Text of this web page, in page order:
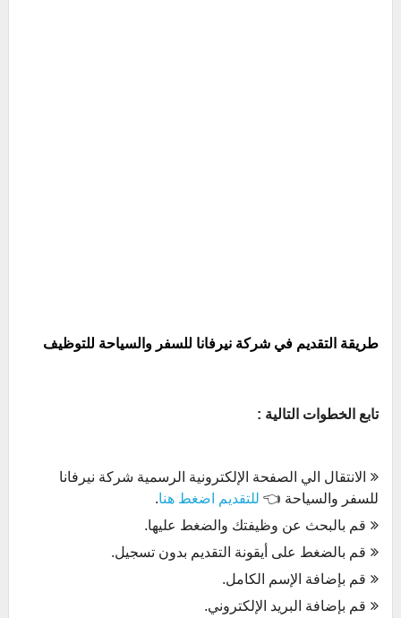
طريقة التقديم في شركة نيرفانا للسفر والسياحة للتوظيف
تابع الخطوات التالية :
الانتقال الي الصفحة الإلكترونية الرسمية شركة نيرفانا
للسفر والسياحة 👈 للتقديم اضغط هنا.
قم بالبحث عن وظيفتك والضغط عليها.
قم بالضغط على أيقونة التقديم بدون تسجيل.
قم بإضافة الإسم الكامل.
قم بإضافة البريد الإلكتروني.